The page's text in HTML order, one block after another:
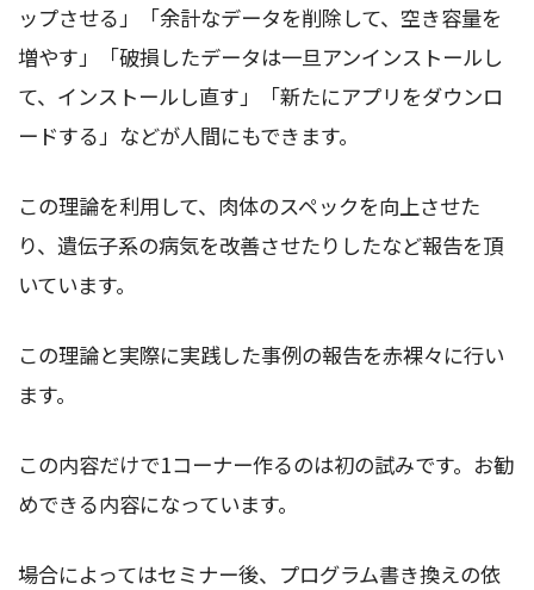
ップさせる」「余計なデータを削除して、空き容量を
増やす」「破損したデータは一旦アンインストールし
て、インストールし直す」「新たにアプリをダウンロ
ードする」などが人間にもできます。
この理論を利用して、肉体のスペックを向上させた
り、遺伝子系の病気を改善させたりしたなど報告を頂
いています。
この理論と実際に実践した事例の報告を赤裸々に行い
ます。
この内容だけで1コーナー作るのは初の試みです。お勧
めできる内容になっています。
場合によってはセミナー後、プログラム書き換えの依